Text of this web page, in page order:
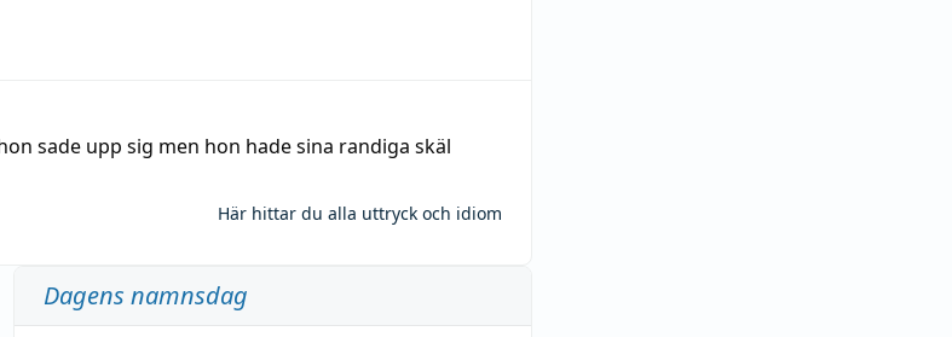
sade upp sig men hon hade sina randiga skäl
Här hittar du alla uttryck och idiom
Dagens namnsdag